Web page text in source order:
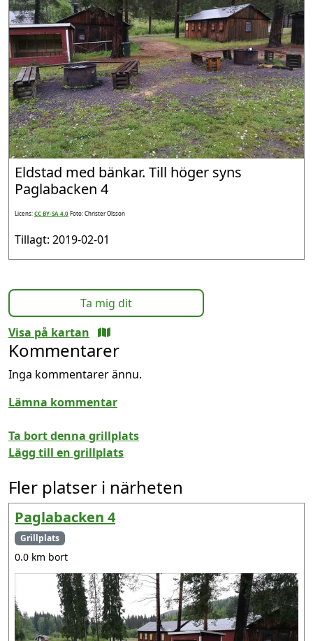
Eldstad med bänkar. Till höger syns
Paglabacken 4
Licens:CC BY-SA 4.0Foto: Christer Olsson
Tillagt: 2019-02-01
Ta mig dit
Visa på kartan
Kommentarer
Inga kommentarer ännu.
Lämna kommentar
Ta bort denna grillplats
Lägg till en grillplats
Fler platser i närheten
Paglabacken 4
Grillplats
0.0 km bort